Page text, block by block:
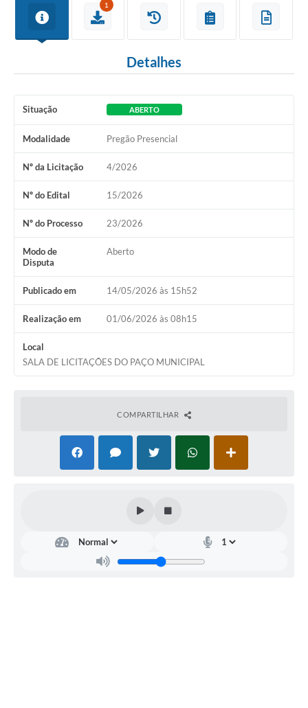
1
Detalhes
Situação ABERTO
Modalidade Pregão Presencial
Nº da Licitação 4/2026
Nº do Edital 15/2026
Nº do Processo 23/2026
Modo de
Disputa
Aberto
Publicado em 14/05/2026 às 15h52
Realização em 01/06/2026 às 08h15
Local
SALA DE LICITAÇÕES DO PAÇO MUNICIPAL
COMPARTILHAR